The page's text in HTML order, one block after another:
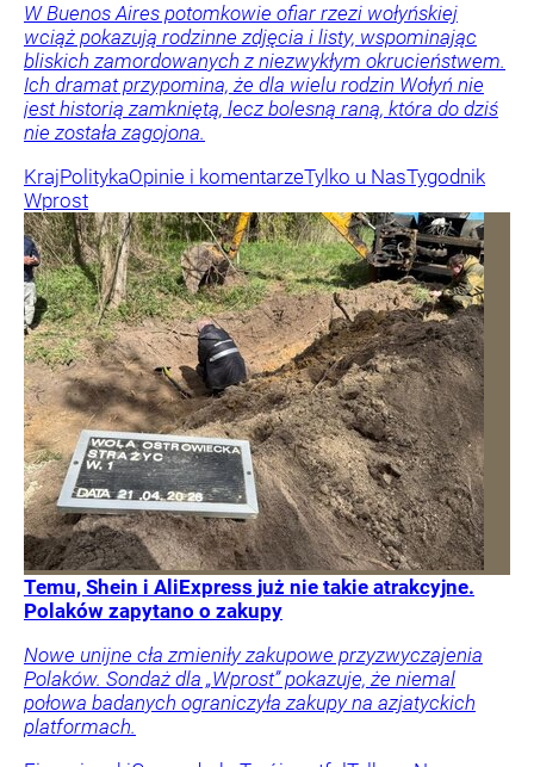
W Buenos Aires potomkowie ofiar rzezi wołyńskiej
wciąż pokazują rodzinne zdjęcia i listy, wspominając
bliskich zamordowanych z niezwykłym okrucieństwem.
Ich dramat przypomina, że dla wielu rodzin Wołyń nie
jest historią zamkniętą, lecz bolesną raną, która do dziś
nie została zagojona.
KrajPolitykaOpinie i komentarzeTylko u NasTygodnik
Wprost
Temu, Shein i AliExpress już nie takie atrakcyjne.
Polaków zapytano o zakupy
Nowe unijne cła zmieniły zakupowe przyzwyczajenia
Polaków. Sondaż dla „Wprost” pokazuje, że niemal
połowa badanych ograniczyła zakupy na azjatyckich
platformach.